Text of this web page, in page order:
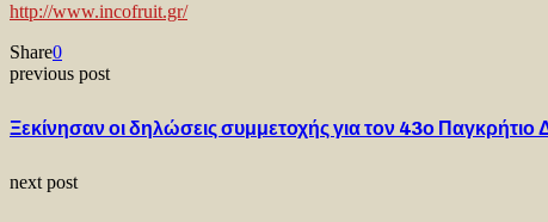
http://www.incofruit.gr/
Share0
previous post
Ξεκίνησαν οι δηλώσεις συμμετοχής για τον 43ο
next post